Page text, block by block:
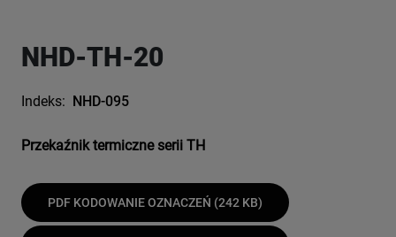
NHD-TH-20
Indeks: NHD-095
Przekaźnik termiczne serii TH
PDF KODOWANIE OZNACZEŃ (242 KB)